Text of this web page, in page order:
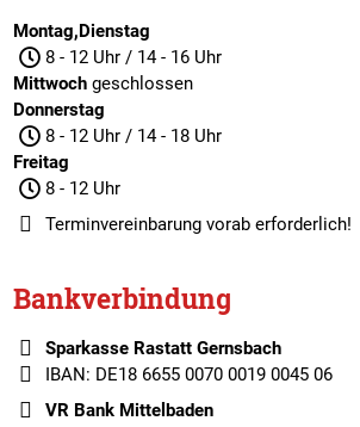
Montag,Dienstag
8 - 12 Uhr / 14 - 16 Uhr
Mittwochgeschlossen
Donnerstag
8 - 12 Uhr / 14 - 18 Uhr
Freitag
8 - 12 Uhr
Terminvereinbarungvorab erforderlich!
Bankverbindung
Sparkasse Rastatt Gernsbach
IBAN: DE18 6655 0070 0019 0045 06
VR Bank Mittelbaden